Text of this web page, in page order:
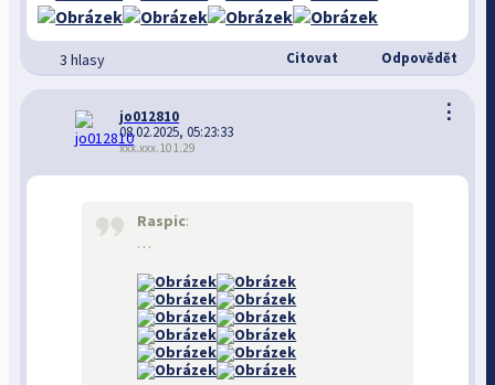
3 hlasy Citovat Odpovědět
⋮
jo012810
08.02.2025, 05:23:33
xxx.xxx.101.29
Raspic:
…